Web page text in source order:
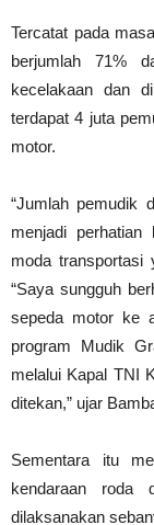
Tercatat pada
berjumlah 71%
kecelakaan dan
terdapat 4 juta
motor.
“Jumlah pemudik
menjadi
moda transportasi
“Saya sungguh
sepeda motor ke
program Mudik
melalui Kapal TNI
ditekan,” ujar
Sementara itu
kendaraan
dilaksanakan